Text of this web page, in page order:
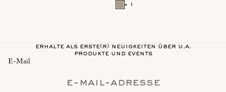
+ 1
erhalte als erste(r) neuigkeiten über u.a.
produkte und events
E-Mail